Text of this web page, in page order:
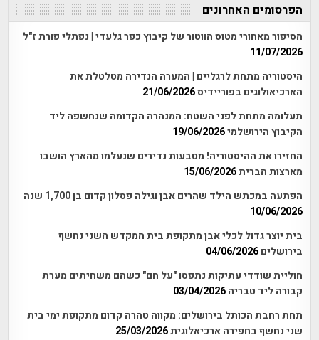
הפרסומים האחרונים
הסיפור מאחורי מטוס הווטור של קיבוץ כפר גלעדי | נפתלי פורת ז"ל
11/07/2026
היסטוריה מתחת לרגליים | המערה הנדירה מטלטלת את
הארכיאולוגים בפוריידיס21/06/2026
תעלומה מתחת לפני השטח: המנהרה הקדומה שנחשפה ליד
הקיבוץ הירושלמי19/06/2026
החזירו את ההיסטוריה! מטבעות נדירים שנעלמו מהארץ הושבו
מארצות הברית15/06/2026
הפתעה במכתש הילד שהרים אבן וגילה פסלון קדום בן 1,700 שנה
10/06/2026
בית יוצר גדול לכלי אבן מתקופת בית המקדש השני נחשף
בירושלים 04/06/2026
חוליית שודדי עתיקות נתפסו "על חם" כשהם משחיתים מערת
קבורה ליד טבריה 03/04/2026
תחת רחבת הכותל בירושלים: מקווה טהרה קדום מתקופת ימי בית
שני נחשף בחפירה ארכיאלוגית25/03/2026